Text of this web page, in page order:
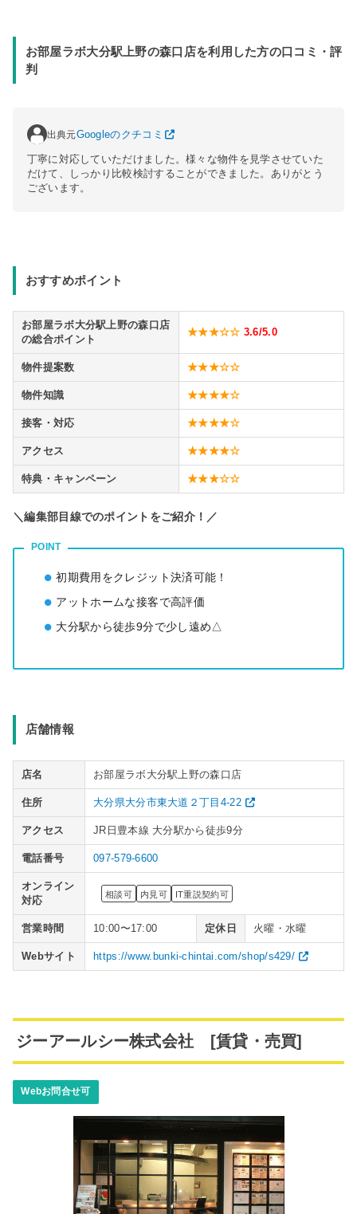
お部屋ラボ大分駅上野の森口店を利用した方の口コミ・評
判
出典元Googleのクチコミ
丁寧に対応していただけました。様々な物件を見学させていた
だけて、しっかり比較検討することができました。ありがとう
ございます。
おすすめポイント
お部屋ラボ大分駅上野の森口店
の総合ポイント
★★★☆☆ 3.6/5.0
物件提案数 ★★★☆☆
物件知識 ★★★★☆
接客・対応 ★★★★☆
アクセス ★★★★☆
特典・キャンペーン ★★★☆☆
＼編集部目線でのポイントをご紹介！／
POINT
初期費用をクレジット決済可能！
アットホームな接客で高評価
大分駅から徒歩9分で少し遠め△
店舗情報
店名 お部屋ラボ大分駅上野の森口店
住所 大分県大分市東大道２丁目4-22
アクセス JR日豊本線 大分駅から徒歩9分
電話番号 097-579-6600
オンライン
対応
相談可 内見可 IT重説契約可
営業時間 10:00〜17:00 定休日 火曜・水曜
Webサイト https://www.bunki-chintai.com/shop/s429/
ジーアールシー株式会社 [賃貸・売買]
Webお問合せ可